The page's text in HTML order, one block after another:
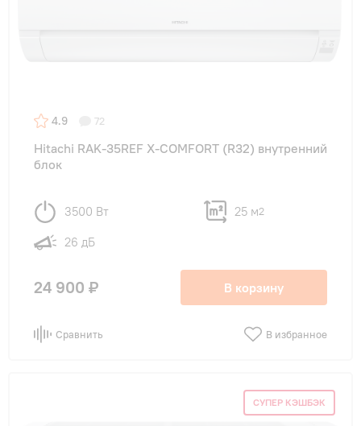
Инверторные
4.9 72
Hitachi RAK-35REF X-COMFORT (R32) внутренний
блок
3500 Вт 25 м2
26 дБ
24 900 ₽ В корзину
Сравнить В избранное
СУПЕР КЭШБЭК